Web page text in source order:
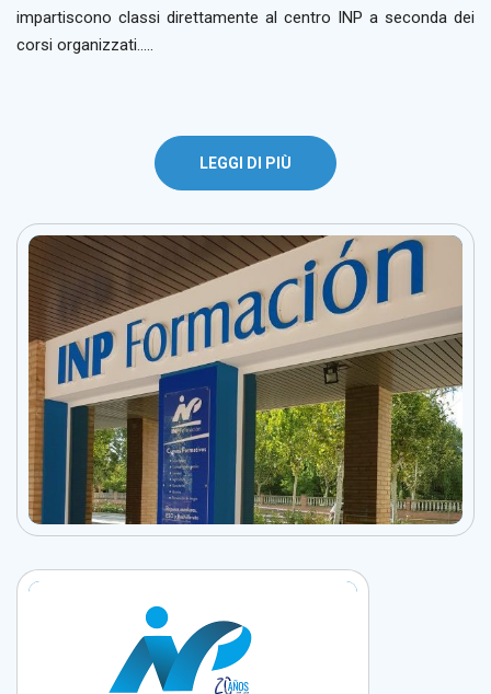
impartiscono classi direttamente al centro INP a seconda dei
corsi organizzati…..
LEGGI DI PIÙ